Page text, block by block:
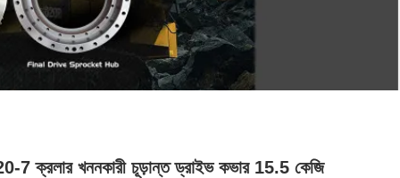
7 ক্রলার খননকারী চূড়ান্ত ড্রাইভ কভার 15.5 কেজি